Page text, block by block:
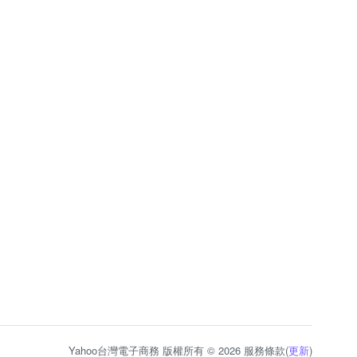
Yahoo台灣電子商務 版權所有 © 2026 服務條款(更新)